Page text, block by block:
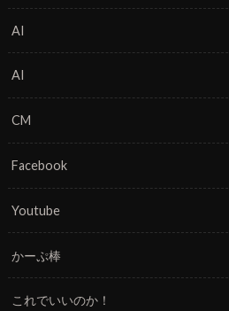
AI
AI
CM
Facebook
Youtube
かーぷ棒
これでいいのか！